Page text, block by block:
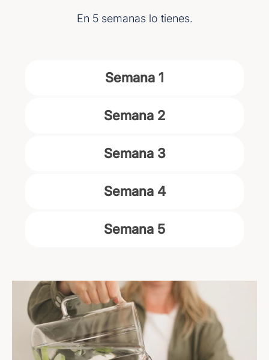
En 5 semanas lo tienes.
Semana 1
Semana 2
Semana 3
Semana 4
Semana 5